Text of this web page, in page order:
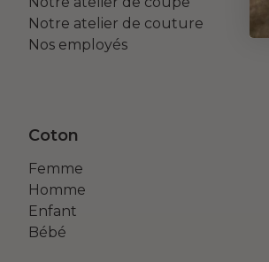
Notre atelier de couture
Nos employés
Coton
Femme
Homme
Enfant
Bébé